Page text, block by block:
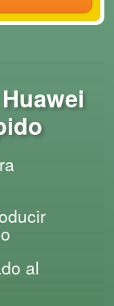
al